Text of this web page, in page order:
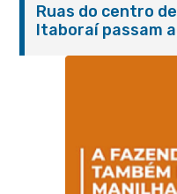
Ruas do centro de
Itaboraí passam a